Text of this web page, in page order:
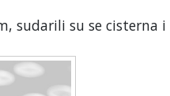
sudarili su se cisterna i